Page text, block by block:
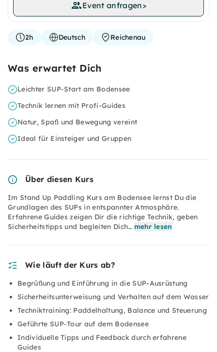
Event anfragen>
2h Deutsch Reichenau
Was erwartet Dich
Leichter SUP-Start am Bodensee
Technik lernen mit Profi-Guides
Natur, Spaß und Bewegung vereint
Ideal für Einsteiger und Gruppen
Über diesen Kurs
Im Stand Up Paddling Kurs am Bodensee lernst Du die
Grundlagen des SUPs in entspannter Atmosphäre.
Erfahrene Guides zeigen Dir die richtige Technik, geben
Sicherheitstipps und begleiten Dich… mehr lesen
Wie läuft der Kurs ab?
Begrüßung und Einführung in die SUP-Ausrüstung
Sicherheitsunterweisung und Verhalten auf dem Wasser
Techniktraining: Paddelhaltung, Balance und Steuerung
Geführte SUP-Tour auf dem Bodensee
Individuelle Tipps und Feedback durch erfahrene
Guides